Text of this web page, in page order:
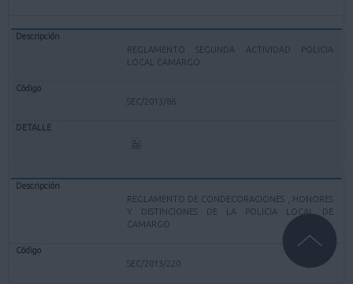
REGLAMENTO SEGUNDA ACTIVIDAD POLICIA
LOCAL CAMARGO
SEC/2013/86
REGLAMENTO DE CONDECORACIONES , HONORES
Y DISTINCIONES DE LA POLICIA LOCAL DE
CAMARGO
SEC/2013/220